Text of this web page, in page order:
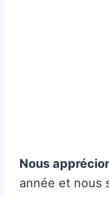
Nous
année et nous